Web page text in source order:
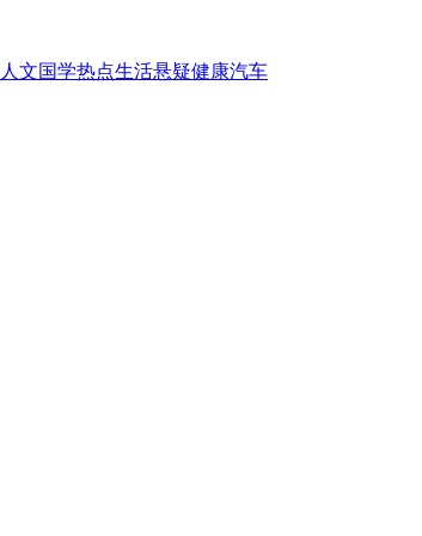
人文国学热点生活悬疑健康汽车